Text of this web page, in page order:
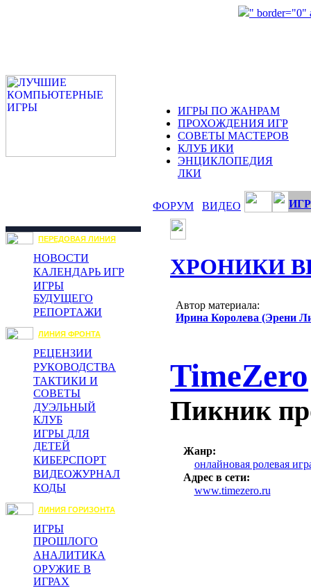
" border="0"
ИГРЫ ПО ЖАНРАМ
ПРОХОЖДЕНИЯ ИГР
СОВЕТЫ МАСТЕРОВ
КЛУБ ИКИ
ЭНЦИКЛОПЕДИЯ
ЛКИ
ФОРУМ ВИДЕО
ПЕРЕДОВАЯ ЛИНИЯ
НОВОСТИ
КАЛЕНДАРЬ ИГР
ИГРЫ
БУДУЩЕГО
РЕПОРТАЖИ
ЛИНИЯ ФРОНТА
РЕЦЕНЗИИ
РУКОВОДСТВА
ТАКТИКИ И
СОВЕТЫ
ДУЭЛЬНЫЙ
КЛУБ
ИГРЫ ДЛЯ
ДЕТЕЙ
КИБЕРСПОРТ
ВИДЕОЖУРНАЛ
КОДЫ
ЛИНИЯ ГОРИЗОНТА
ИГРЫ
ПРОШЛОГО
АНАЛИТИКА
ОРУЖИЕ В
ИГРАХ
ХРОНИКИ
Автор материала:
Ирина Королева (Эрени
TimeZero
Пикник
Жанр:
онлайновая ролевая
Адрес в сети:
www.timezero.ru